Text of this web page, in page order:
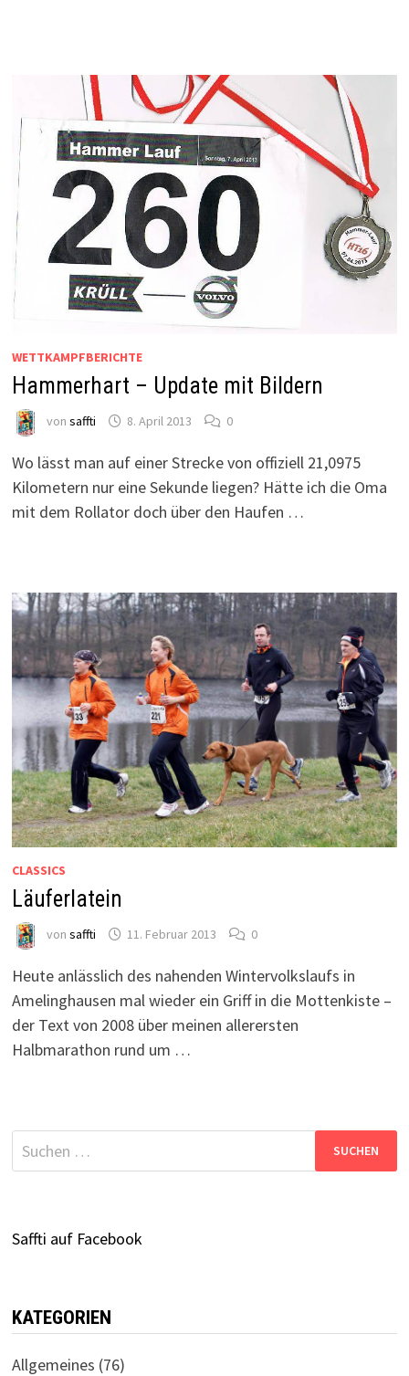
WETTKAMPFBERICHTE
Hammerhart – Update mit Bildern
von saffti 8. April 2013 0
Wo lässt man auf einer Strecke von offiziell 21,0975
Kilometern nur eine Sekunde liegen? Hätte ich die Oma
mit dem Rollator doch über den Haufen …
CLASSICS
Läuferlatein
von saffti 11. Februar 2013 0
Heute anlässlich des nahenden Wintervolkslaufs in
Amelinghausen mal wieder ein Griff in die Mottenkiste –
der Text von 2008 über meinen allerersten
Halbmarathon rund um …
Suchen
nach:
Saffti auf Facebook
KATEGORIEN
Allgemeines (76)